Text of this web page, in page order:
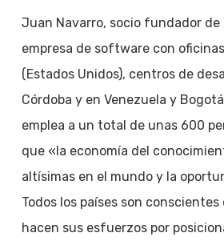
Juan Navarro, socio fundador de
empresa de software con
(Estados Unidos), centros de
Córdoba y en Venezuela y
emplea a un total de unas 600
que «la economía del
altísimas en el mundo y la
Todos los países son
hacen sus esfuerzos por